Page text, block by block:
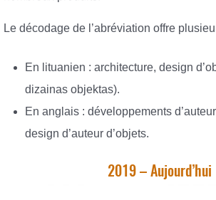
Le décodage de l’abréviation offre
En lituanien : architecture, design
dizainas objektas).
En anglais : développements
design d’auteur d’objets.
2019 – Aujourd’hui